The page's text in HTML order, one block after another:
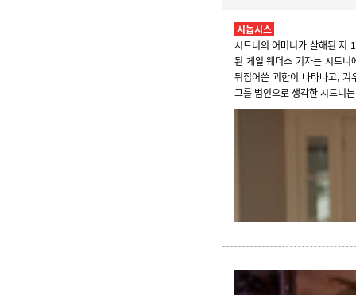
시놉시스
시드니의 어머니가 살해된 지
된 게일 웨더스 기자는 시드니
뒤집어쓴 괴한이 나타나고,
그를 범인으로 생각한 시드니